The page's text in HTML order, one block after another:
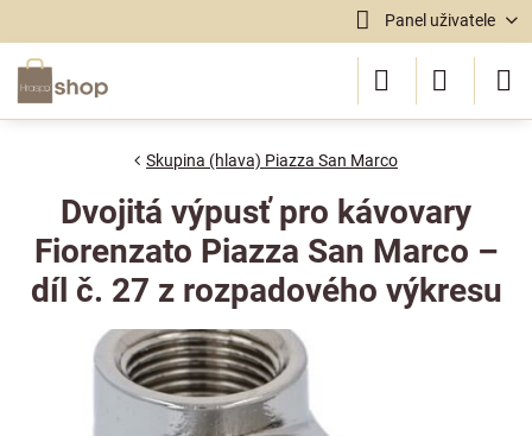
Panel uživatele
Skupina (hlava) Piazza San Marco
Dvojitá výpusť pro kávovary
Fiorenzato Piazza San Marco –
díl č. 27 z rozpadového výkresu